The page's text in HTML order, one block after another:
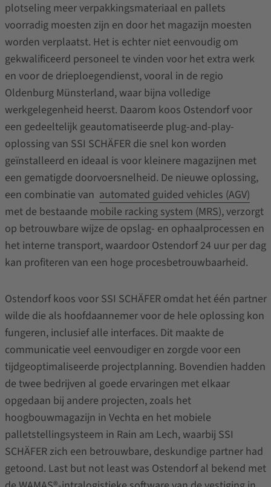
plotseling meer verpakkingsmateriaal en pallets
voorradig moesten zijn en door het magazijn moesten
worden verplaatst. Het is echter niet eenvoudig om
gekwalificeerd personeel te vinden voor het extra werk
en voor de drieploegendienst, vooral in de regio
Oldenburg Münsterland, waar bijna volledige
werkgelegenheid heerst. Daarom koos Ostendorf voor
een gedeeltelijk geautomatiseerde plug-and-play-
oplossing van SSI SCHÄFER die snel kon worden
geïnstalleerd en ideaal is voor kleinere magazijnen met
een gematigde doorvoersnelheid. De nieuwe oplossing,
een combinatie van automated guided vehicles (AGV)
met de bestaande mobile racking system (MRS), verzorgt
op betrouwbare wijze de opslag- en ophaalprocessen en
het interne transport, waardoor Ostendorf 24 uur per dag
kan profiteren van een hoge procesbetrouwbaarheid.
Ostendorf koos voor SSI SCHÄFER omdat het één partner
wilde die als hoofdaannemer voor de hele oplossing kon
fungeren, inclusief alle interfaces. Dit maakte de
communicatie veel eenvoudiger en zorgde voor een
tijdgeoptimaliseerde projectplanning. Bovendien hadden
de twee bedrijven al goede ervaringen met elkaar
opgedaan bij andere projecten, zoals het
hoogbouwmagazijn in Vechta en het mobiele
palletstellingsysteem in Rain am Lech, waarbij SSI
SCHÄFER zich een betrouwbare, deskundige partner had
getoond. Last but not least was Ostendorf al bekend met